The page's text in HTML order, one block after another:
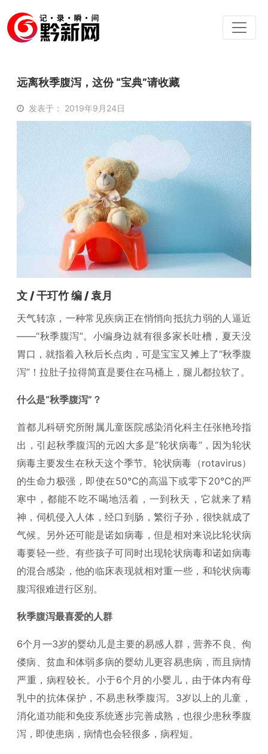
远离秋季腹泻，这份 “宝典”请收藏
发表于： 2019年9月24日
文 / 干玎竹 编 / 袁月
天气转凉，一种常见疾病正在悄悄向抵抗力弱的人逼近
——“秋季腹泻”。小编身边就有很多家长吐槽，夏天没
胃口，就指着入秋后长点肉，可是宝宝又摊上了“秋季腹
泻”！拉肚子拉得简直是要住在马桶上，腿儿都拉软了。
什么是“秋季腹泻”？
首都儿科研究所附属儿童医院感染消化科主任张艳玲指
出，引起秋季腹泻的元凶大多是“轮状病毒”，因为轮状
病毒主要发生在秋天这个季节。轮状病毒（rotavirus）
的生命力极强，即使在50℃的高温下或零下20℃的严
寒中，都能不吃不喝地活着，一到秋天，它就来了精
神，伺机侵入人体，经口到肠，繁衍子孙，很快就成了
气候。另外还可能是诺如病毒，但是相对来说比轮状病
毒要轻一些。有些孩子可同时出现轮状病毒和诺如病毒
的混合感染，他的临床表现就相对重一些，和轮状病毒
腹泻很难进行区别。
秋季腹泻最喜爱的人群
6个月—3岁的婴幼儿是主要的易感人群，营养不良、佝
偻病、贫血和体弱多病的婴幼儿更容易患病，而且病情
严重，病程较长。小于6个月的小婴儿，由于体内有母
乳中的抗体保护，不易患秋季腹泻。3岁以上的儿童，
消化道功能和免疫系统逐步完善成熟，也很少患秋季腹
泻，即使患病，病情也会轻很多，病程短。